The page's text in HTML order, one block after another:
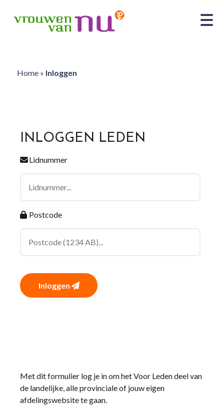
Home» Inloggen
INLOGGEN LEDEN
Lidnummer
Postcode
Inloggen
Met dit formulier log je in om het Voor Leden deel van
de landelijke, alle provinciale of jouw eigen
afdelingswebsite te gaan.